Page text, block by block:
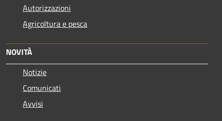
Autorizzazioni
Agricoltura e pesca
NOVITÀ
Notizie
Comunicati
Avvisi